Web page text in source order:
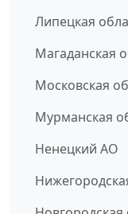
Липецкая
Магаданская
Московская
Мурманская
Ненецкий АО